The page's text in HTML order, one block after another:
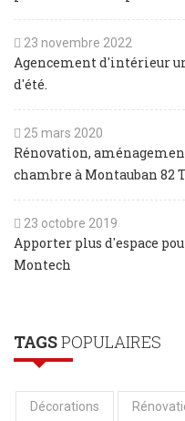
23 novembre 2022
Agencement d'intérieur
d'été.
25 mars 2020
Rénovation,
chambre à Montauban 82
23 octobre 2019
Apporter plus d'espace
Montech
TAGSPOPULAIRES
Décorations